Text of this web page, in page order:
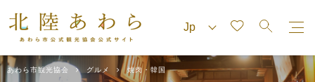
あわら市観光協会 グルメ 焼肉・韓国